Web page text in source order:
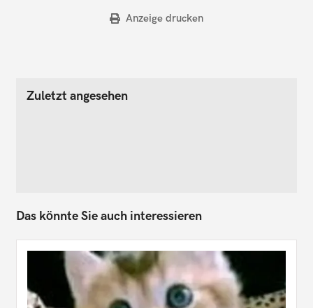
Anzeige drucken
Zuletzt angesehen
Das könnte Sie auch interessieren